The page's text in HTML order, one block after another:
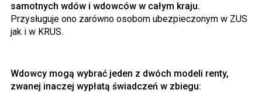
samotnych wdów i wdowców w całym kraju.
Przysługuje ono zarówno osobom ubezpieczonym w ZUS
jak i w KRUS.
Wdowcy mogą wybrać jeden z dwóch modeli renty,
zwanej inaczej wypłatą świadczeń w zbiegu: